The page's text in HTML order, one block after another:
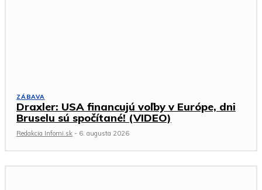
ZÁBAVA
Draxler: USA financujú voľby v Európe, dni
Bruselu sú spočítané! (VIDEO)
Redakcia Infomi.sk - 6. augusta 2026